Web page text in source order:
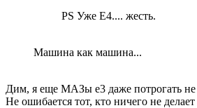
PS Уже Е4.... жесть.
Машина как машина...
Дим, я еще МАЗы е3 даже потрогать не
Не ошибается тот, кто ничего не делает